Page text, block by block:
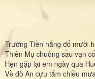
Trường Tiền nắng đổ mười
Thiên Mụ chuông sầu vạn
Hẹn gặp lại em ngày qua
Về đò An cựu tắm chiều